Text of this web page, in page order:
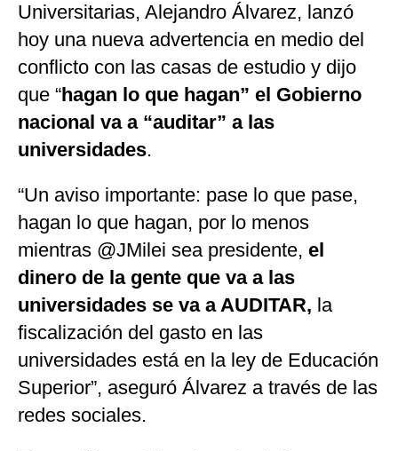
Universitarias, Alejandro Álvarez, lanzó
hoy una nueva advertencia en medio del
conflicto con las casas de estudio y dijo
que “hagan lo que hagan” el Gobierno
nacional va a “auditar” a las
universidades.
“Un aviso importante: pase lo que pase,
hagan lo que hagan, por lo menos
mientras @JMilei sea presidente, el
dinero de la gente que va a las
universidades se va a AUDITAR, la
fiscalización del gasto en las
universidades está en la ley de Educación
Superior”, aseguró Álvarez a través de las
redes sociales.